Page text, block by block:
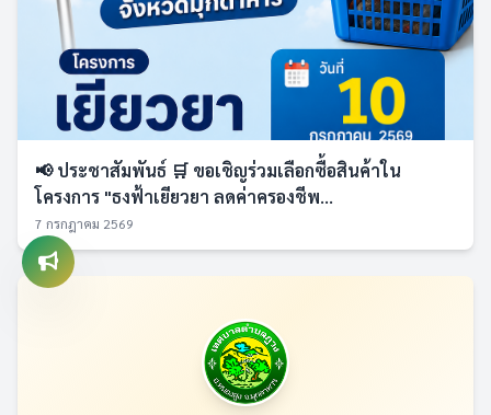
📢 ประชาสัมพันธ์ 🛒 ขอเชิญร่วมเลือกซื้อสินค้าใน
โครงการ "ธงฟ้าเยียวยา ลดค่าครองชีพ...
7 กรกฎาคม 2569